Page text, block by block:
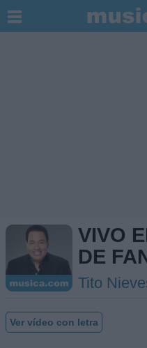
VIVO
DE
Tito
Ver vídeo con letra